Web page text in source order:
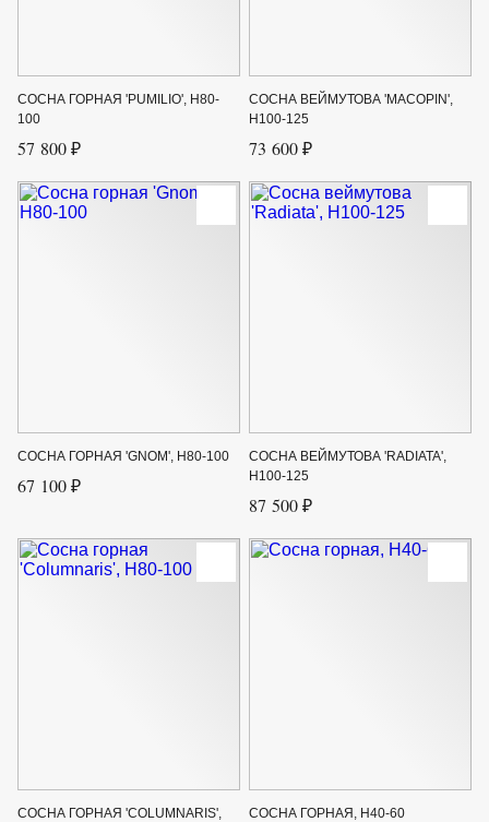
СОСНА ГОРНАЯ 'PUMILIO', H80-
100
57 800 ₽
СОСНА ВЕЙМУТОВА 'MACOPIN',
H100-125
73 600 ₽
СОСНА ГОРНАЯ 'GNOM', H80-100
67 100 ₽
СОСНА ВЕЙМУТОВА 'RADIATA',
H100-125
87 500 ₽
СОСНА ГОРНАЯ 'COLUMNARIS',
СОСНА ГОРНАЯ, H40-60